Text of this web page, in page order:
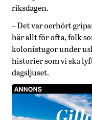
riksdagen.
– Det var oerhört
här allt för ofta, folk
kolonistugor under
historier som vi ska
dagsljuset.